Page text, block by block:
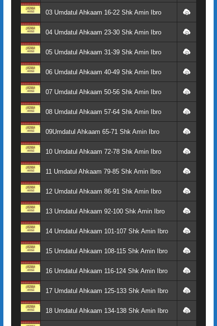
03 Umdatul Ahkaam 16-22 Shk Amin Ibro
04 Umdatul Ahkaam 23-30 Shk Amin Ibro
05 Umdatul Ahkaam 31-39 Shk Amin Ibro
06 Umdatul Ahkaam 40-49 Shk Amin Ibro
07 Umdatul Ahkaam 50-56 Shk Amin Ibro
08 Umdatul Ahkaam 57-64 Shk Amin Ibro
09Umdatul Ahkaam 65-71 Shk Amin Ibro
10 Umdatul Ahkaam 72-78 Shk Amin Ibro
11 Umdatul Ahkaam 79-85 Shk Amin Ibro
12 Umdatul Ahkaam 86-91 Shk Amin Ibro
13 Umdatul Ahkaam 92-100 Shk Amin Ibro
14 Umdatul Ahkaam 101-107 Shk Amin Ibro
15 Umdatul Ahkaam 108-115 Shk Amin Ibro
16 Umdatul Ahkaam 116-124 Shk Amin Ibro
17 Umdatul Ahkaam 125-133 Shk Amin Ibro
18 Umdatul Ahkaam 134-138 Shk Amin Ibro